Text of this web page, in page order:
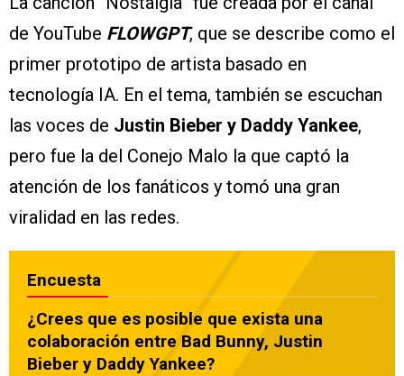
de YouTube FLOWGPT, que se describe como el
primer prototipo de artista basado en
tecnología IA. En el tema, también se escuchan
las voces de Justin Bieber y Daddy Yankee,
pero fue la del Conejo Malo la que captó la
atención de los fanáticos y tomó una gran
viralidad en las redes.
Encuesta
¿Crees que es posible que exista una
colaboración entre Bad Bunny, Justin
Bieber y Daddy Yankee?